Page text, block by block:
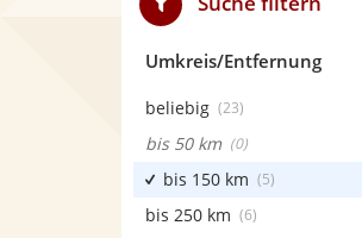
Umkreis/Entfernung
beliebig (23)
bis 50 km (0)
bis 150 km (5)
bis 250 km (6)